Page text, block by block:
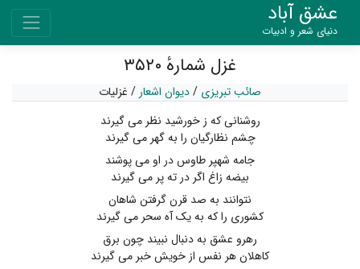
عشق آباد
دنیای شعر و ادبیات
غزل شمارهٔ ۳۵۲۰
صائب تبریزی /دیوان اشعار / غزلیات
روشنانی که ز خورشید نظر می گیرند
چشم نظارگیان را به گهر می گیرند
جامه شهپر طاوس در او می پوشند
بیضه زاغ اگر در ته پر می گیرند
نتوانند به صد قرن گرفتن شاهان
کشوری را که به یک آه سحر می گیرند
رهرو عشق به دنبال نبیند چون برق
کاهلان هر نفس از خویش خبر می گیرند